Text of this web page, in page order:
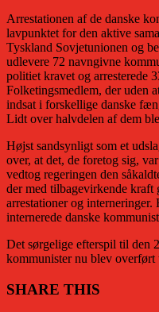
Arrestationen af de danske
lavpunktet for den aktive
Tyskland Sovjetunionen og
udlevere 72 navngivne
politiet kravet og arresterede
Folketingsmedlem, der uden
indsat i forskellige danske
Lidt over halvdelen af dem
Højst sandsynligt som et
over, at det, de foretog sig,
vedtog regeringen den
der med tilbagevirkende
arrestationer og
internerede danske
Det sørgelige efterspil til den
kommunister nu blev overført
SHARE THIS